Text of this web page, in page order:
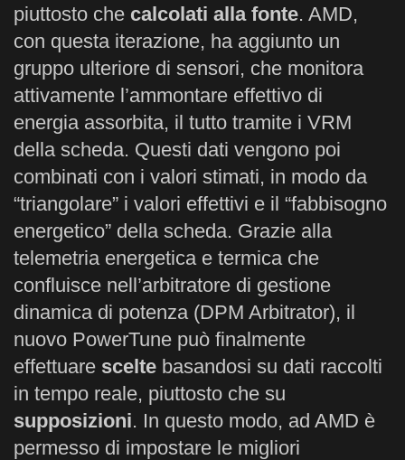
piuttosto che calcolati alla fonte. AMD,
con questa iterazione, ha aggiunto un
gruppo ulteriore di sensori, che monitora
attivamente l’ammontare effettivo di
energia assorbita, il tutto tramite i VRM
della scheda. Questi dati vengono poi
combinati con i valori stimati, in modo da
“triangolare” i valori effettivi e il “fabbisogno
energetico” della scheda. Grazie alla
telemetria energetica e termica che
confluisce nell’arbitratore di gestione
dinamica di potenza (DPM Arbitrator), il
nuovo PowerTune può finalmente
effettuare scelte basandosi su dati raccolti
in tempo reale, piuttosto che su
supposizioni. In questo modo, ad AMD è
permesso di impostare le migliori